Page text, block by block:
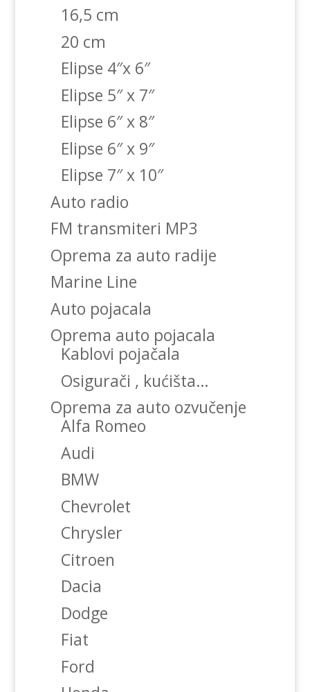
16,5 cm
20 cm
Elipse 4″x 6″
Elipse 5″ x 7″
Elipse 6″ x 8″
Elipse 6″ x 9″
Elipse 7″ x 10″
Auto radio
FM transmiteri MP3
Oprema za auto radije
Marine Line
Auto pojacala
Oprema auto pojacala
Kablovi pojačala
Osigurači , kućišta…
Oprema za auto ozvučenje
Alfa Romeo
Audi
BMW
Chevrolet
Chrysler
Citroen
Dacia
Dodge
Fiat
Ford